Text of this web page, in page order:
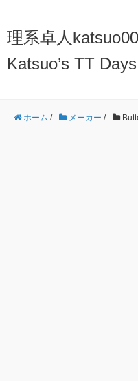
理系卓人
Katsuo’s TT Days
ホーム / メーカー /